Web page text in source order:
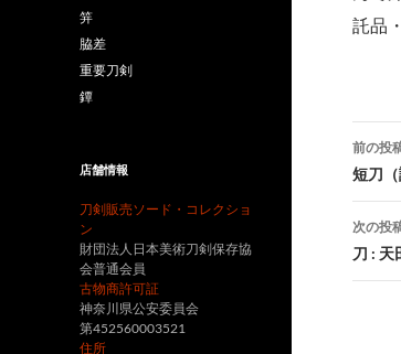
託品
投
稿
ナ
ビ
ゲ
前の投
短刀
次の投
刀 : 天
笄
脇差
重要刀剣
鐔
店舗情報
刀剣販売ソード・コレクショ
ン
財団法人日本美術刀剣保存協
会普通会員
古物商許可証
神奈川県公安委員会
第452560003521
住所